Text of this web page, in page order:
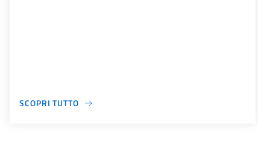
SCOPRI TUTTO